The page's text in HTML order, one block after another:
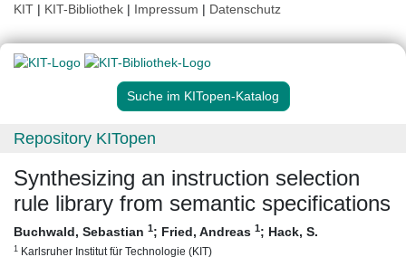
KIT | KIT-Bibliothek | Impressum | Datenschutz
Suche im KITopen-Katalog
Repository KITopen
Synthesizing an instruction selection
rule library from semantic specifications
Buchwald, Sebastian 1; Fried, Andreas 1; Hack, S.
1 Karlsruher Institut für Technologie (KIT)